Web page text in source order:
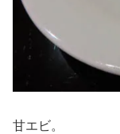
甘エビ。